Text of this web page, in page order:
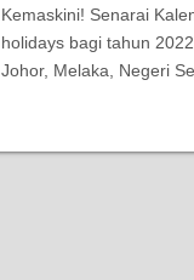
Kemaskini! Senarai
holidays bagi tahun
Johor, Melaka, Negeri